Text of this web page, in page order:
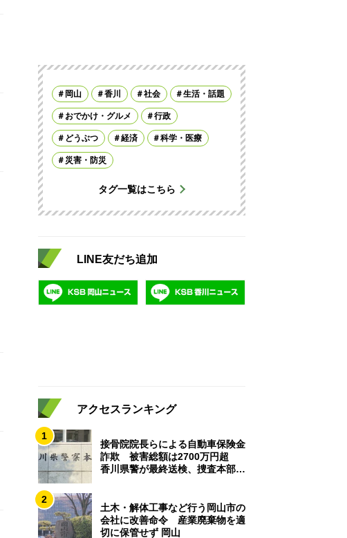
岡山 香川 社会 生活・話題
おでかけ・グルメ 行政
どうぶつ 経済 科学・医療
災害・防災
タグ一覧はこちら
LINE友だち追加
アクセスランキング
1
接骨院院長らによる自動車保険金
詐欺 被害総額は2700万円超
香川県警が最終送検、捜査本部解
2
土木・解体工事など行う岡山市の
会社に改善命令 産業廃棄物を適
切に保管せず 岡山